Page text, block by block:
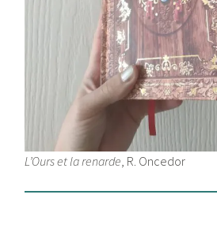
L’Ours et la renarde , R. Oncedor